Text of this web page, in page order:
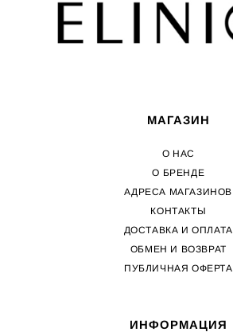
МАГАЗИН
О НАС
О БРЕНДЕ
АДРЕСА МАГАЗИНОВ
КОНТАКТЫ
ДОСТАВКА И ОПЛАТА
ОБМЕН И ВОЗВРАТ
ПУБЛИЧНАЯ ОФЕРТА
ИНФОРМАЦИЯ